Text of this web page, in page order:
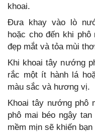
khoai.
Đưa khay vào lò
hoặc cho đến khi phô
đẹp mắt và tỏa mùi
Khi khoai tây nướng
rắc một ít hành lá
màu sắc và hương vị.
Khoai tây nướng phô
phô mai béo ngậy
mềm mịn sẽ khiến